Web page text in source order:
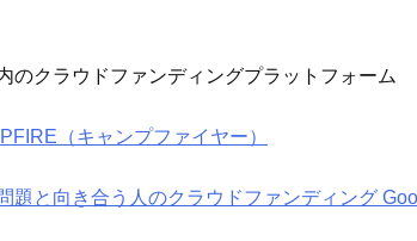
のクラウドファンディングプラットフォーム
（キャンプファイヤー）
題と向き合う人のクラウドファンディング